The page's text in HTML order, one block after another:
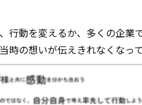
動を変えるか、多くの企
の想いが伝えきれなくなって